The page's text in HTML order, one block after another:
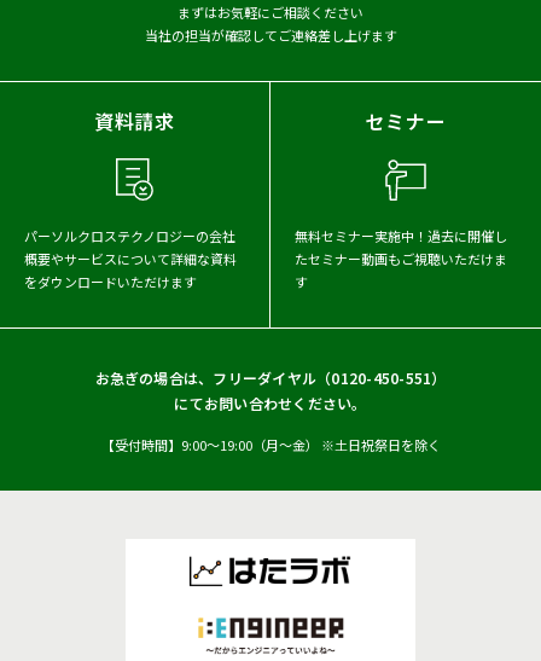
まずはお気軽にご相談ください
当社の担当が確認してご連絡差し上げます
資料請求
パーソルクロステクノロジーの会社
概要やサービスについて詳細な資料
をダウンロードいただけます
セミナー
無料セミナー実施中！ 過去に開催し
たセミナー動画もご視聴いただけま
す
お急ぎの場合は、フリーダイヤル（0120-450-551）
にてお問い合わせください。
【受付時間】9:00〜19:00（月〜金） ※土日祝祭日を除く